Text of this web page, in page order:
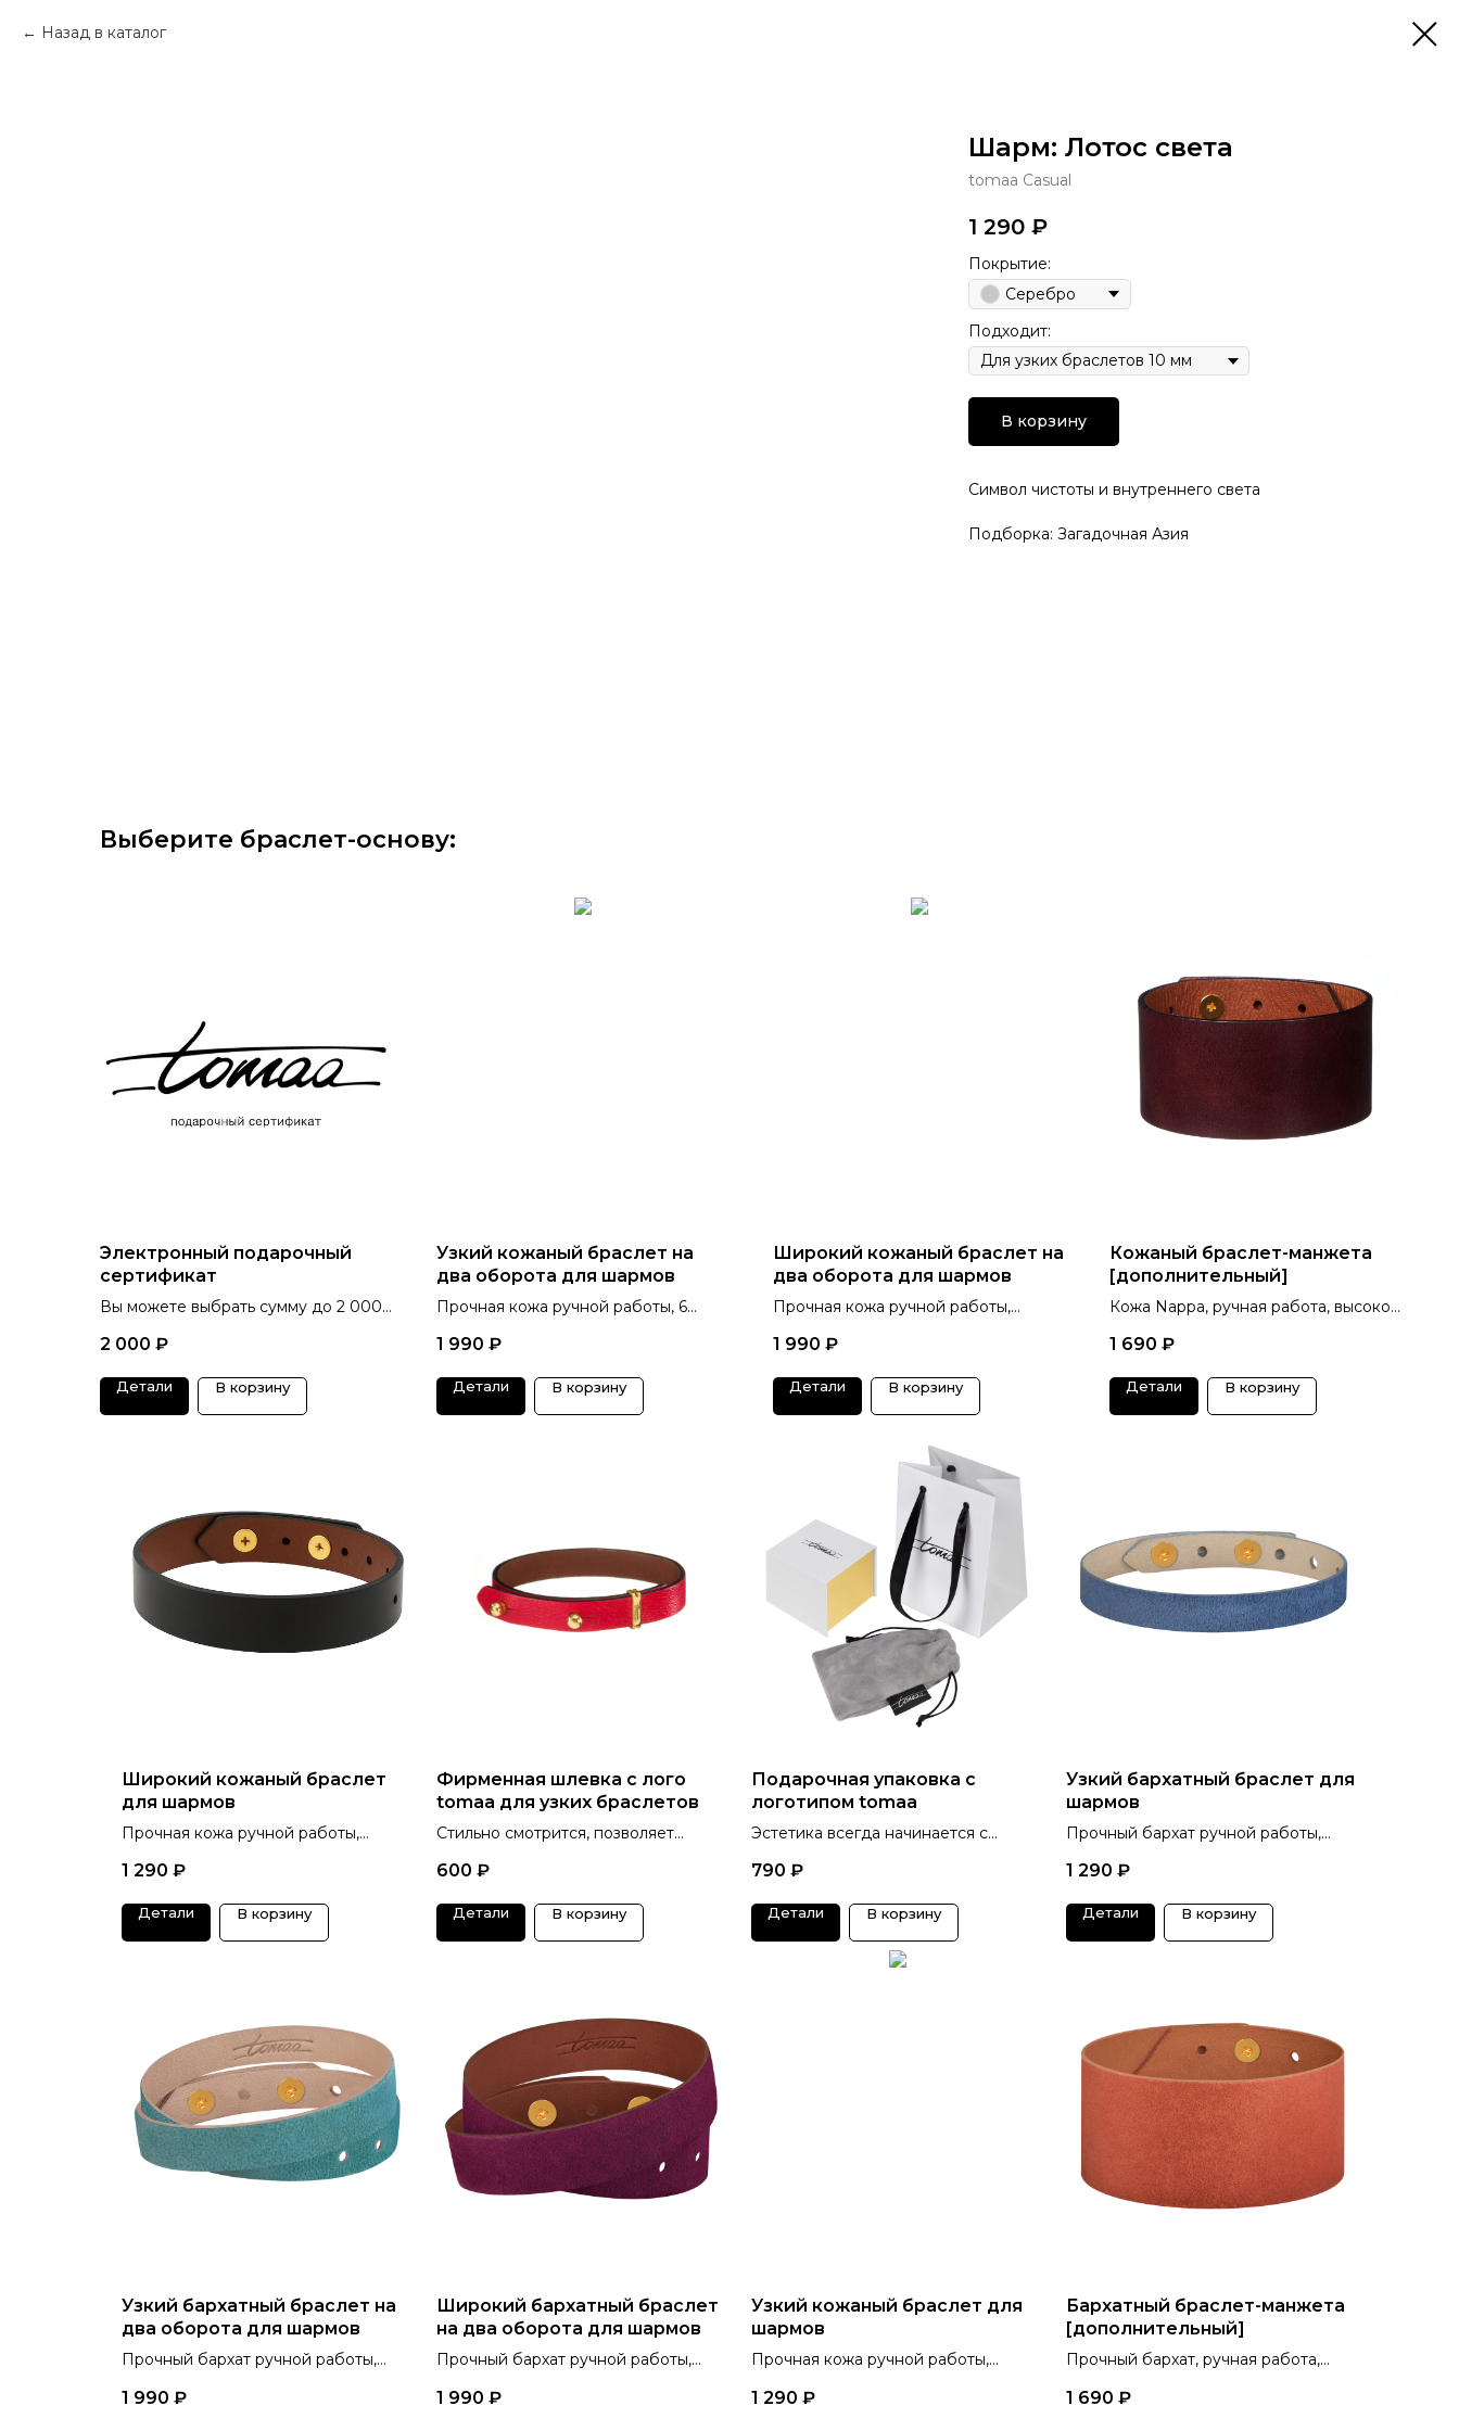
Назад в каталог
Шарм: Лотос света
tomaa Casual
1 290 ₽
Покрытие:
Серебро
Подходит:
В корзину
Символ чистоты и внутреннего света
Подборка: Загадочная Азия
Выберите браслет-основу:
Электронный подарочный
сертификат
Вы можете выбрать сумму до 2 000
2 000 ₽
Детали В корзину
Узкий кожаный браслет на
два оборота для шармов
Прочная кожа ручной работы, 6
1 990 ₽
Детали В корзину
Широкий кожаный браслет на
два оборота для шармов
Прочная кожа ручной работы,
победителя, 6 цветов.
1 990 ₽
Детали В корзину
Кожаный браслет-манжета
[дополнительный]
Кожа Nappa, ручная работа, высокое
1 690 ₽
Детали В корзину
Широкий кожаный браслет
для шармов
Прочная кожа ручной работы,
победителя, 6 цветов.
1 290 ₽
Детали В корзину
Фирменная шлевка с лого
tomaa для узких браслетов
Стильно смотрится, позволяет
600 ₽
Детали В корзину
Подарочная упаковка с
логотипом tomaa
Эстетика всегда начинается с
790 ₽
Детали В корзину
Узкий бархатный браслет для
шармов
Прочный бархат ручной работы,
кинестетиков, 6 цветов.
1 290 ₽
Детали В корзину
Узкий бархатный браслет на
два оборота для шармов
Прочный бархат ручной работы,
кинестетиков, 4 цвета.
1 990 ₽
Широкий бархатный браслет
на два оборота для шармов
Прочный бархат ручной работы,
кинестетиков, 6 цветов.
1 990 ₽
Узкий кожаный браслет для
шармов
Прочная кожа ручной работы,
победителя, 6 цветов.
1 290 ₽
Бархатный браслет-манжета
[дополнительный]
Прочный бархат, ручная работа,
выбор
1 690 ₽